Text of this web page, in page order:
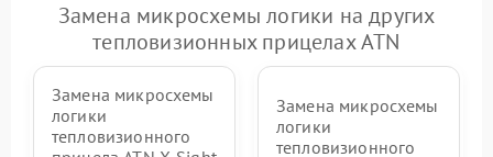
Замена микросхемы логики на других
тепловизионных прицелах ATN
Замена микросхемы
логики
тепловизионного
Замена микросхемы
логики
тепловизионного